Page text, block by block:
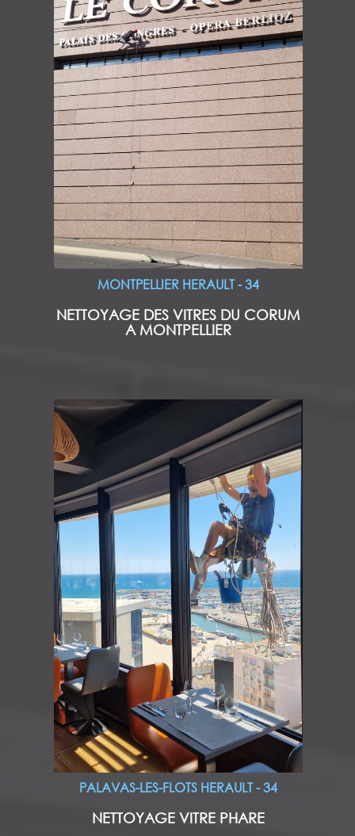
MONTPELLIER HERAULT - 34
NETTOYAGE DES VITRES DU CORUM
A MONTPELLIER
PALAVAS-LES-FLOTS HERAULT - 34
NETTOYAGE VITRE PHARE